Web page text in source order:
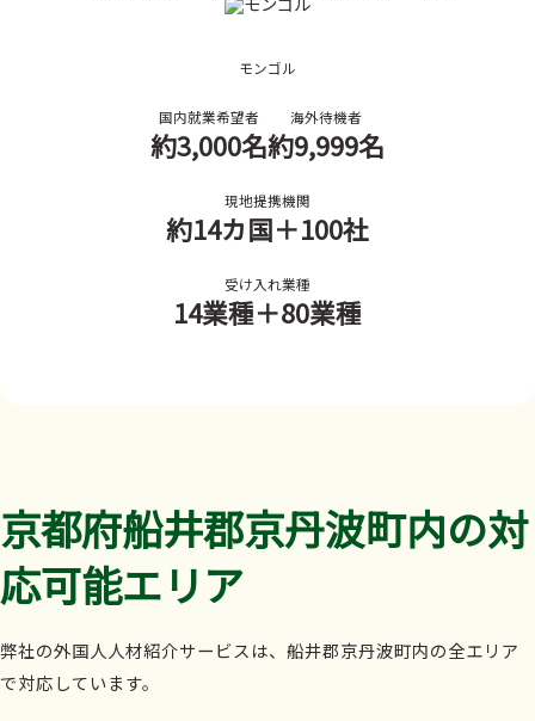
モンゴル
国内就業希望者
約3,000名
海外待機者
約9,999名
現地提携機関
約14カ国＋100社
受け入れ業種
14業種＋80業種
京都府船井郡京丹波町内の対
応可能エリア
弊社の外国人人材紹介サービスは、船井郡京丹波町内の全エリア
で対応しています。